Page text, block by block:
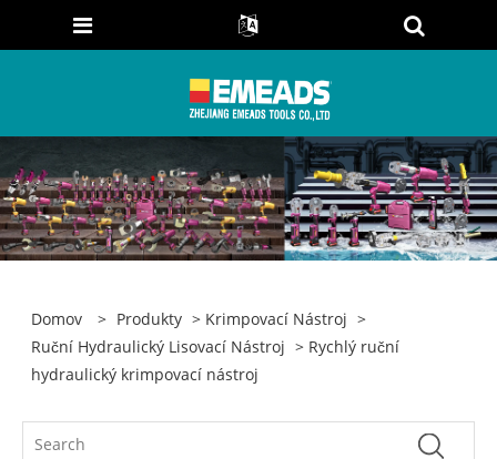
Domov > Produkty > Krimpovací Nástroj >
Ruční Hydraulický Lisovací Nástroj > Rychlý ruční
hydraulický krimpovací nástroj